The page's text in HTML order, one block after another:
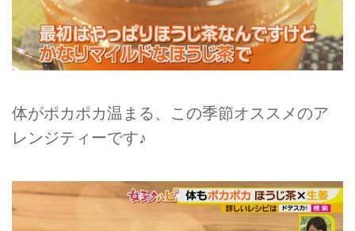
体がポカポカ温まる、この季節オススメのア
レンジティーです♪